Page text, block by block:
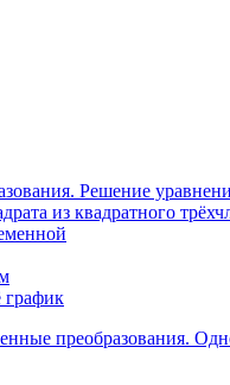
Решение
из квадратного
график
преобразования.